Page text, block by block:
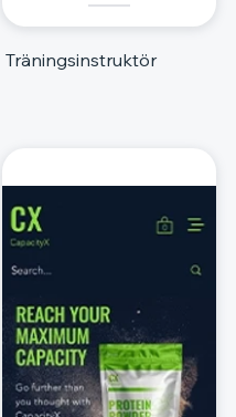
Träningsinstruktör